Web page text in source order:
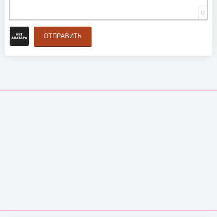
0
ОТПРАВИТЬ